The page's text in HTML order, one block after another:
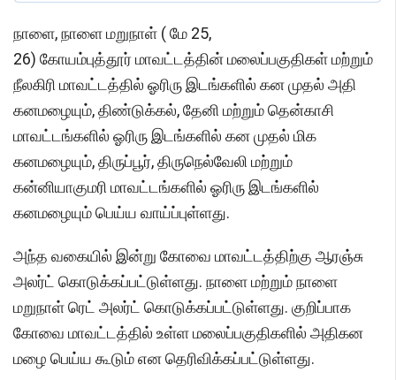
நாளை, நாளை மறுநாள் ( மே 25,
26) கோயம்புத்தூர் மாவட்டத்தின் மலைப்பகுதிகள் மற்றும்
நீலகிரி மாவட்டத்தில் ஓரிரு இடங்களில் கன முதல் அதி
கனமழையும், திண்டுக்கல், தேனி மற்றும் தென்காசி
மாவட்டங்களில் ஓரிரு இடங்களில் கன முதல் மிக
கனமழையும், திருப்பூர், திருநெல்வேலி மற்றும்
கன்னியாகுமரி மாவட்டங்களில் ஓரிரு இடங்களில்
கனமழையும் பெய்ய வாய்ப்புள்ளது.
அந்த வகையில் இன்று கோவை மாவட்டத்திற்கு ஆரஞ்சு
அலர்ட் கொடுக்கப்பட்டுள்ளது. நாளை மற்றும் நாளை
மறுநாள் ரெட் அலர்ட் கொடுக்கப்பட்டுள்ளது. குறிப்பாக
கோவை மாவட்டத்தில் உள்ள மலைப்பகுதிகளில் அதிகன
மழை பெய்ய கூடும் என தெரிவிக்கப்பட்டுள்ளது.